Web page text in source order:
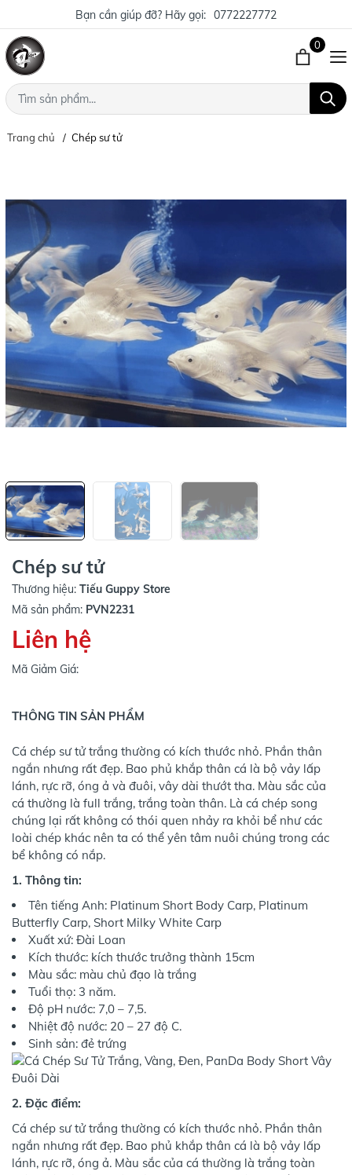
Bạn cần giúp đỡ? Hãy gọi: 0772227772
0
Trang chủ Chép sư tử
Chép sư tử
Thương hiệu: Tiếu Guppy Store
Mã sản phẩm: PVN2231
Liên hệ
Mã Giảm Giá:
THÔNG TIN SẢN PHẨM
Cá chép sư tử trắng thường có kích thước nhỏ. Phần thân
ngắn nhưng rất đẹp. Bao phủ khắp thân cá là bộ vảy lấp
lánh, rực rỡ, óng ả và đuôi, vây dài thướt tha. Màu sắc của
cá thường là full trắng, trắng toàn thân. Là cá chép song
chúng lại rất không có thói quen nhảy ra khỏi bể như các
loài chép khác nên ta có thể yên tâm nuôi chúng trong các
bể không có nắp.
1. Thông tin:
Tên tiếng Anh: Platinum Short Body Carp, Platinum
Butterfly Carp, Short Milky White Carp
Xuất xứ: Đài Loan
Kích thước: kích thước trưởng thành 15cm
Màu sắc: màu chủ đạo là trắng
Tuổi thọ: 3 năm.
Độ pH nước: 7,0 – 7,5.
Nhiệt độ nước: 20 – 27 độ C.
Sinh sản: đẻ trứng
2. Đặc điểm:
Cá chép sư tử trắng thường có kích thước nhỏ. Phần thân
ngắn nhưng rất đẹp. Bao phủ khắp thân cá là bộ vảy lấp
lánh, rực rỡ, óng ả. Màu sắc của cá thường là trắng toàn